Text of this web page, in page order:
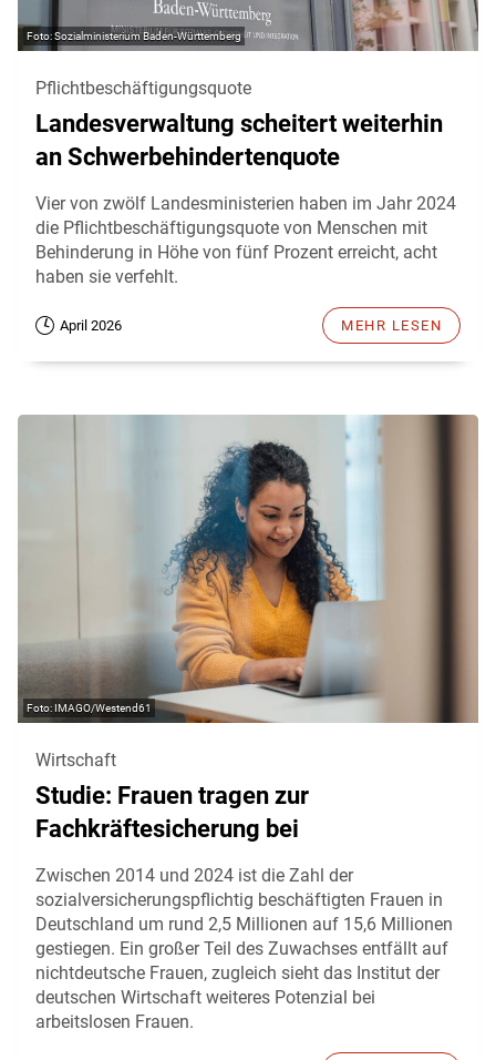
Sozialministerium Baden-Württemberg
Pflichtbeschäftigungsquote
Landesverwaltung scheitert weiterhin
an Schwerbehindertenquote
Vier von zwölf Landesministerien haben im Jahr 2024
die Pflichtbeschäftigungsquote von Menschen mit
Behinderung in Höhe von fünf Prozent erreicht, acht
haben sie verfehlt.
April 2026 MEHR LESEN
IMAGO/Westend61
Wirtschaft
Studie: Frauen tragen zur
Fachkräftesicherung bei
Zwischen 2014 und 2024 ist die Zahl der
sozialversicherungspflichtig beschäftigten Frauen in
Deutschland um rund 2,5 Millionen auf 15,6 Millionen
gestiegen. Ein großer Teil des Zuwachses entfällt auf
nichtdeutsche Frauen, zugleich sieht das Institut der
deutschen Wirtschaft weiteres Potenzial bei
arbeitslosen Frauen.